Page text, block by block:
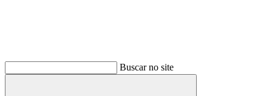
Buscar no site